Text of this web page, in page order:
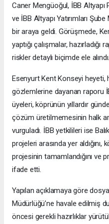
Caner Mengüoğul, İBB
ve İBB Altyapı Yatırımları
bir araya geldi. Görüşmede,
yaptığı çalışmalar,
riskler detaylı biçimde ele alındı.
Esenyurt Kent Konseyi heyeti,
gözlemlerine dayanan raporu
üyeleri, köprünün yıllardır
çözüm üretilmemesinin halk
vurguladı. İBB yetkilileri ise
projeleri arasında yer
projesinin tamamlandığını ve
ifade etti.
Yapılan açıklamaya göre
Müdürlüğü’ne havale edilmiş
öncesi gerekli hazırlıklar